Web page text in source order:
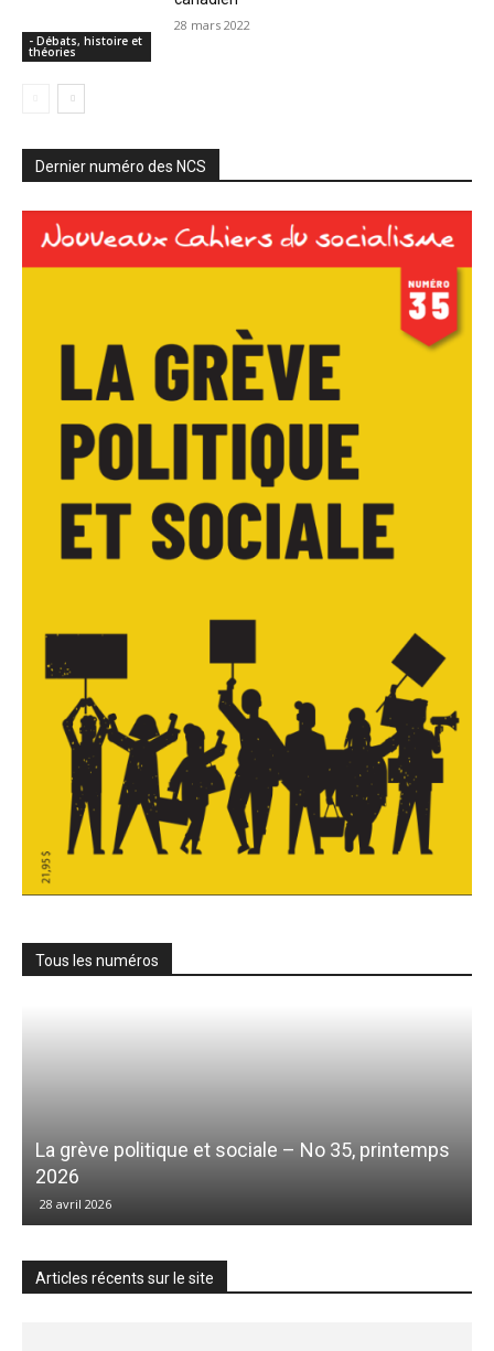
- Débats, histoire et
théories
28 mars 2022
Dernier numéro des NCS
Tous les numéros
La grève politique et sociale – No 35, printemps
2026
28 avril 2026
Articles récents sur le site